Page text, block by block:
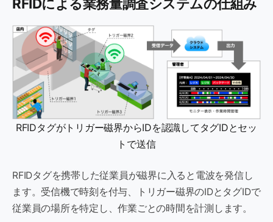
RFIDによる業務量調査システムの仕組み
RFIDタグがトリガー磁界からIDを認識してタグIDとセッ
トで送信
RFIDタグを携帯した従業員が磁界に入ると電波を発信し
ます。受信機で時刻を付与、トリガー磁界のIDとタグIDで
従業員の場所を特定し、作業ごとの時間を計測します。